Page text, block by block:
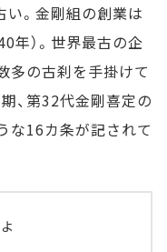
い。金剛組の創業は
年）。世界最古の企
多の古刹を手掛けて
、第32代金剛喜定の
な16カ条が記されて